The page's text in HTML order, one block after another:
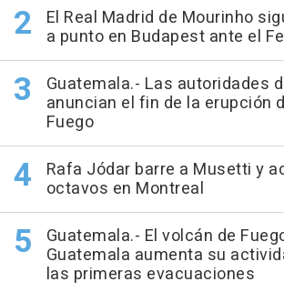
El Real Madrid de Mourinho
a punto en Budapest ante el
Guatemala.- Las autoridades
anuncian el fin de la erupción
Fuego
Rafa Jódar barre a Musetti y
octavos en Montreal
Guatemala.- El volcán de
Guatemala aumenta su
las primeras evacuaciones